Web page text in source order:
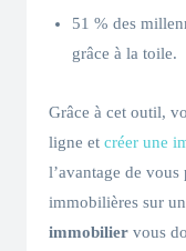
51 % des
grâce à la toile.
Grâce à cet outil,
ligne et créer une
l’avantage de
immobilières sur
immobilier vous